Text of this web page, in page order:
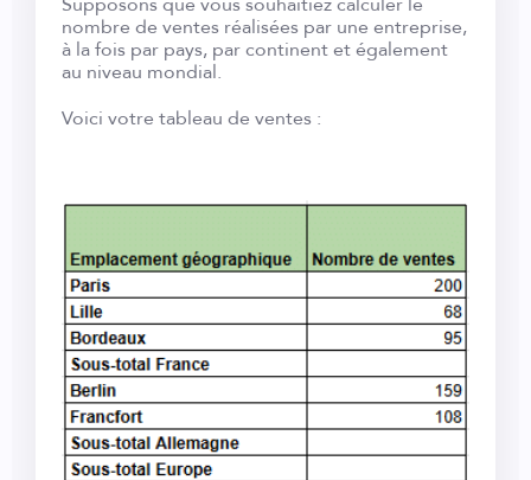
nombre de ventes réalisées par une entreprise,
à la fois par pays, par continent et également
au niveau mondial.
Voici votre tableau de ventes :